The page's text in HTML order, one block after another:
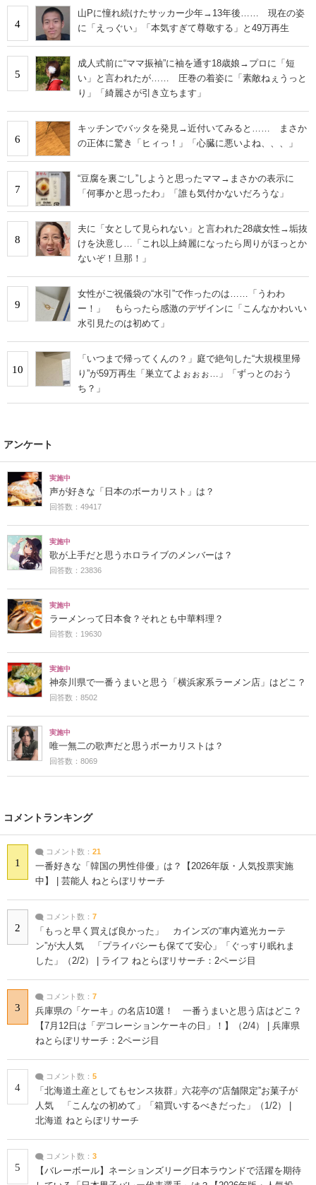
4
山Pに憧れ続けたサッカー少年→13年後…… 現在の姿
に「えっぐい」「本気すぎて尊敬する」と49万再生
5
成人式前に“ママ振袖”に袖を通す18歳娘→プロに「短
い」と言われたが…… 圧巻の着姿に「素敵ねぇうっと
り」「綺麗さが引き立ちます」
6
キッチンでバッタを発見→近付いてみると…… まさか
の正体に驚き「ヒィっ！」「心臓に悪いよね、、、」
7
“豆腐を裏ごし”しようと思ったママ→まさかの表示に
「何事かと思ったわ」「誰も気付かないだろうな」
8
夫に「女として見られない」と言われた28歳女性→垢抜
けを決意し…「これ以上綺麗になったら周りがほっとか
ないぞ！旦那！」
9
女性がご祝儀袋の“水引”で作ったのは……「うわわ
ー！」 もらったら感激のデザインに「こんなかわいい
水引見たのは初めて」
10
「いつまで帰ってくんの？」庭で絶句した“大規模里帰
り”が59万再生「巣立てよぉぉぉ…」「ずっとのおう
ち？」
アンケート
実施中
声が好きな「日本のボーカリスト」は？
回答数：49417
実施中
歌が上手だと思うホロライブのメンバーは？
回答数：23836
実施中
ラーメンって日本食？それとも中華料理？
回答数：19630
実施中
神奈川県で一番うまいと思う「横浜家系ラーメン店」はどこ？
回答数：8502
実施中
唯一無二の歌声だと思うボーカリストは？
回答数：8069
コメントランキング
1
コメント数： 21
一番好きな「韓国の男性俳優」は？【2026年版・人気投票実施
中】 | 芸能人 ねとらぼリサーチ
2
コメント数： 7
「もっと早く買えば良かった」 カインズの“車内遮光カーテ
ン”が大人気 「プライバシーも保てて安心」「ぐっすり眠れま
した」（2/2） | ライフ ねとらぼリサーチ：2ページ目
3
コメント数： 7
兵庫県の「ケーキ」の名店10選！ 一番うまいと思う店はどこ？
【7月12日は「デコレーションケーキの日」！】（2/4） | 兵庫県
ねとらぼリサーチ：2ページ目
4
コメント数： 5
「北海道土産としてもセンス抜群」六花亭の“店舗限定”お菓子が
人気 「こんなの初めて」「箱買いするべきだった」（1/2） |
北海道 ねとらぼリサーチ
5
コメント数： 3
【バレーボール】ネーションズリーグ日本ラウンドで活躍を期待